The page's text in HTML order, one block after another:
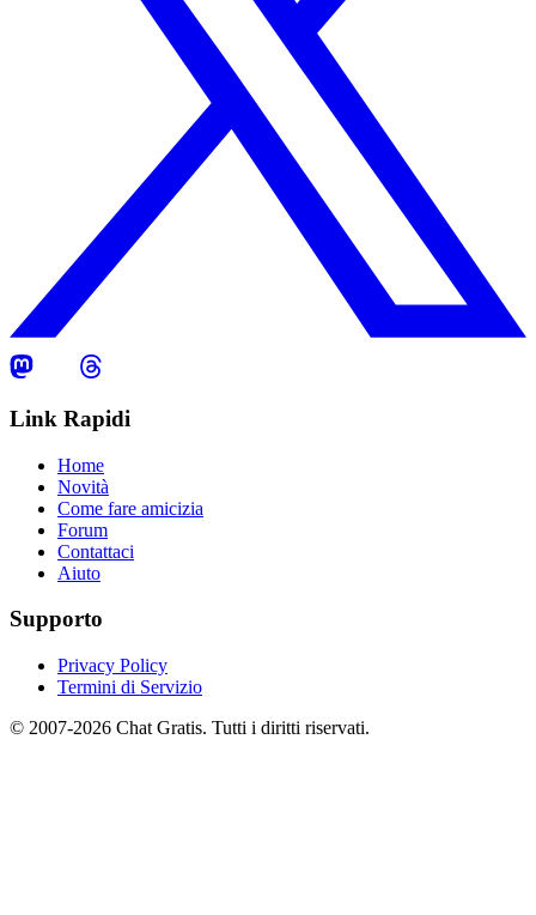
Link Rapidi
Home
Novità
Come fare amicizia
Forum
Contattaci
Aiuto
Supporto
Privacy Policy
Termini di Servizio
© 2007-2026 Chat Gratis. Tutti i diritti riservati.